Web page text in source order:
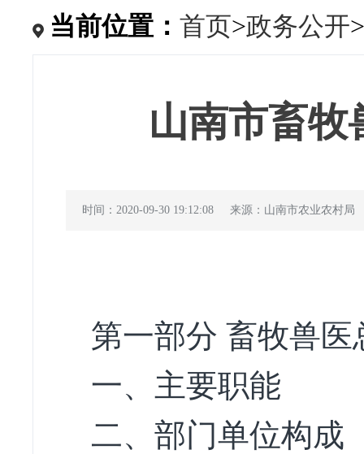
当前位置： 首页>政务公开>
山南市畜牧
时间：2020-09-30 19:12:08 来源：山南市农业农村局
第一部分 畜牧兽医
一、主要职能
二、部门单位构成